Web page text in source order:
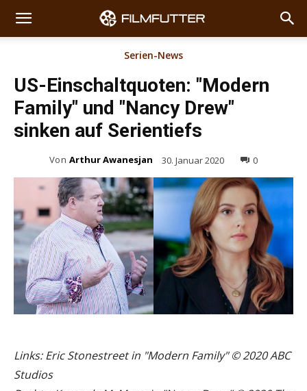
Serien-News
US-Einschaltquoten: "Modern
Family" und "Nancy Drew"
sinken auf Serientiefs
Von Arthur Awanesjan 30. Januar 2020 0
Links: Eric Stonestreet in "Modern Family" © 2020 ABC
Studios